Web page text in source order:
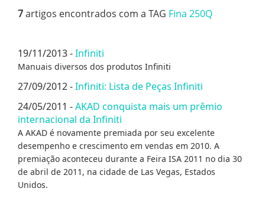
7artigos encontrados com a TAG Fina 250Q
19/11/2013 -Infiniti
Manuais diversos dos produtos Infiniti
27/09/2012 -Infiniti: Lista de Peças Infiniti
24/05/2011 -AKAD conquista mais um prêmio
internacional da Infiniti
A AKAD é novamente premiada por seu excelente
desempenho e crescimento em vendas em 2010. A
premiação aconteceu durante a Feira ISA 2011 no dia 30
de abril de 2011, na cidade de Las Vegas, Estados
Unidos.